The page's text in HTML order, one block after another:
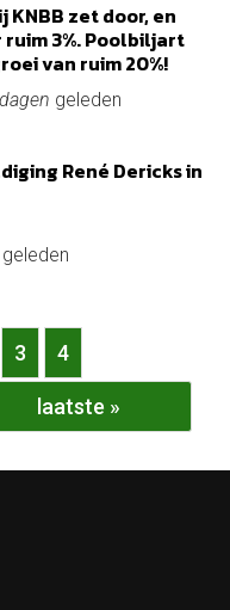
KNBB zet door, en
3%. Poolbiljart
van ruim 20%!
geleden
René Dericks in
geleden
3 4
laatste »